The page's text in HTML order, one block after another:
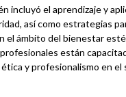
incluyó el aprendizaje y
así como estrategias
el ámbito del bienestar
están
y profesionalismo en el